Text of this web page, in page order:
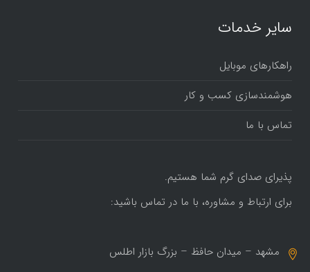
سایر خدمات
راهکارهای موبایل
هوشمندسازی کسب و کار
تماس با ما
پذیرای صدای گرم شما هستیم.
برای ارتباط و مشاوره، با ما در تماس باشید:
مشهد – میدان حافظ – بزرگ بازار اطلس